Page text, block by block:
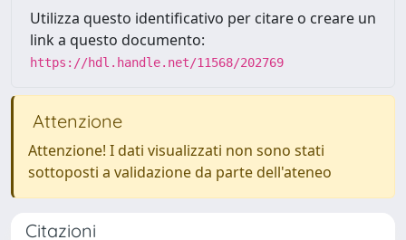
Utilizza questo identificativo per citare o creare un
link a questo documento:
https://hdl.handle.net/11568/202769
Attenzione
Attenzione! I dati visualizzati non sono stati
sottoposti a validazione da parte dell'ateneo
Citazioni